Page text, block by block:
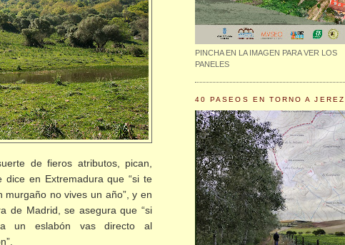
de fieros atributos, pican,
dice en Extremadura que “si te
murgaño no vives un año”, y en
de Madrid, se asegura que “si
un eslabón vas directo al
PINCHA EN LA IMAGEN PARA VER LOS
PANELES
40 PASEOS EN TORNO A JEREZ